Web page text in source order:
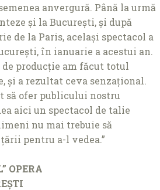
anvergură. Până la urmă
și la București, și după
de la Paris, același spectacol a
în ianuarie a acestui an.
producţie am făcut totul
și a rezultat ceva senzaţional.
să ofer publicului nostru
aici un spectacol de talie
nu mai trebuie să
pentru a-l vedea.”
OPERA